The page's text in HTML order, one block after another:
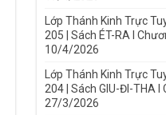
Lớp Thánh Kinh Trực
205 | Sách ÉT-RA I
10/4/2026
Lớp Thánh Kinh Trực
204 | Sách GIU-ĐI-THA I
27/3/2026